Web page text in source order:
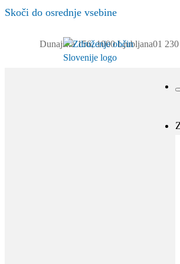
Skoči do osrednje vsebine
Dunajska 156, 1000 Ljubljana01